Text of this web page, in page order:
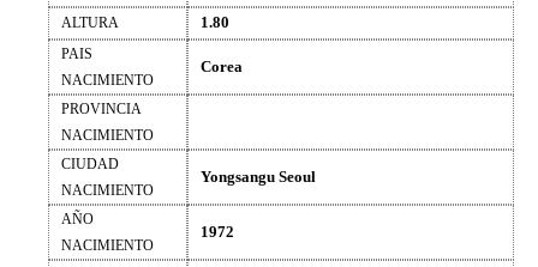
ALTURA
1.80
PAIS
NACIMIENTO
Corea
PROVINCIA
NACIMIENTO
CIUDAD
NACIMIENTO
Yongsangu Seoul
AÑO
NACIMIENTO
1972